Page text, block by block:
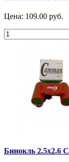
Цена: 109.00 руб.
Бинокль 2.5х2.6